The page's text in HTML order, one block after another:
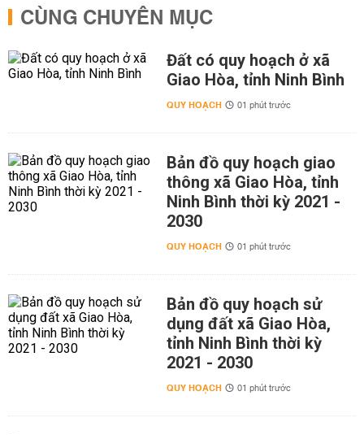
CÙNG CHUYÊN MỤC
Đất có quy hoạch ở xã
Giao Hòa, tỉnh Ninh Bình
QUY HOẠCH 01 phút trước
Bản đồ quy hoạch giao
thông xã Giao Hòa, tỉnh
Ninh Bình thời kỳ 2021 -
2030
QUY HOẠCH 01 phút trước
Bản đồ quy hoạch sử
dụng đất xã Giao Hòa,
tỉnh Ninh Bình thời kỳ
2021 - 2030
QUY HOẠCH 01 phút trước